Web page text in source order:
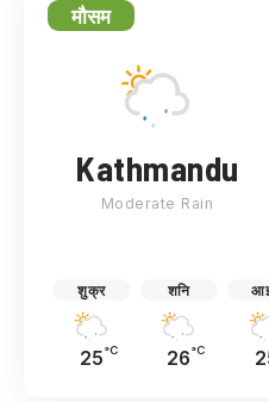
मौसम
Kathmandu
Moderate Rain
शुक्र
25°C
शनि
26°C